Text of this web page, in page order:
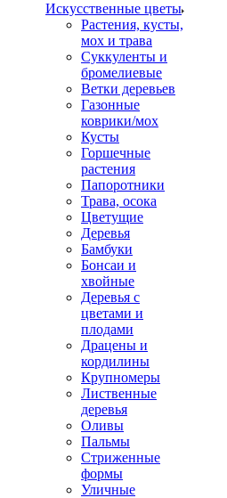
Искусственные цветы
Растения, кусты,
мох и трава
Суккуленты и
бромелиевые
Ветки деревьев
Газонные
коврики/мох
Кусты
Горшечные
растения
Папоротники
Трава, осока
Цветущие
Деревья
Бамбуки
Бонсаи и
хвойные
Деревья с
цветами и
плодами
Драцены и
кордилины
Крупномеры
Лиственные
деревья
Оливы
Пальмы
Стриженные
формы
Уличные